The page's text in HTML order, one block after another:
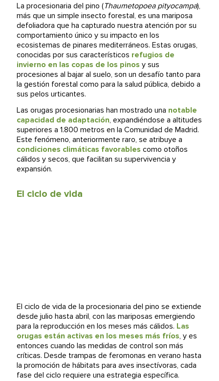
La procesionaria del pino (Thaumetopoea pityocampa),
más que un simple insecto forestal, es una mariposa
defoliadora que ha capturado nuestra atención por su
comportamiento único y su impacto en los
ecosistemas de pinares mediterráneos. Estas orugas,
conocidas por sus característicos refugios de
invierno en las copas de los pinos y sus
procesiones al bajar al suelo, son un desafío tanto para
la gestión forestal como para la salud pública, debido a
sus pelos urticantes.
Las orugas procesionarias han mostrado una notable
capacidad de adaptación, expandiéndose a altitudes
superiores a 1.800 metros en la Comunidad de Madrid.
Este fenómeno, anteriormente raro, se atribuye a
condiciones climáticas favorables como otoños
cálidos y secos, que facilitan su supervivencia y
expansión.
El ciclo de vida
El ciclo de vida de la procesionaria del pino se extiende
desde julio hasta abril, con las mariposas emergiendo
para la reproducción en los meses más cálidos. Las
orugas están activas en los meses más fríos, y es
entonces cuando las medidas de control son más
críticas. Desde trampas de feromonas en verano hasta
la promoción de hábitats para aves insectívoras, cada
fase del ciclo requiere una estrategia específica.